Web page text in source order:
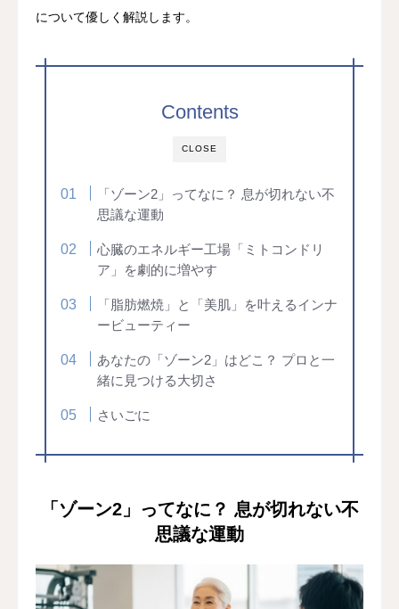
について優しく解説します。
CLOSE
Contents
「ゾーン2」ってなに？ 息が切れない不
思議な運動
心臓のエネルギー工場「ミトコンドリ
ア」を劇的に増やす
「脂肪燃焼」と「美肌」を叶えるインナ
ービューティー
あなたの「ゾーン2」はどこ？ プロと一
緒に見つける大切さ
さいごに
「ゾーン2」ってなに？ 息が切れない不
思議な運動